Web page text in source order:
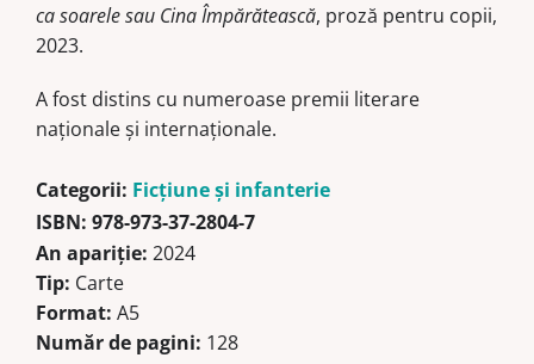
ca soarele sau Cina Împărătească, proză pentru copii,
2023.
A fost distins cu numeroase premii literare
naţionale şi internaţionale.
Categorii: Ficţiune şi infanterie
ISBN: 978-973-37-2804-7
An apariție: 2024
Tip: Carte
Format: A5
Număr de pagini: 128